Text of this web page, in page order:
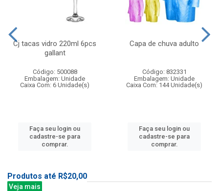
Cj tacas vidro 220ml 6pcs
gallant
Código: 500088
Embalagem: Unidade
Caixa Com: 6 Unidade(s)
Faça seu login ou
cadastre-se para
comprar.
Capa de chuva adulto
Código: 832331
Embalagem: Unidade
Caixa Com: 144 Unidade(s)
Faça seu login ou
cadastre-se para
comprar.
Produtos até R$20,00
Veja mais